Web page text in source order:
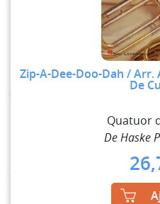
Zip-A-Dee-Doo-Dah /
De
Quatuor
De Haske